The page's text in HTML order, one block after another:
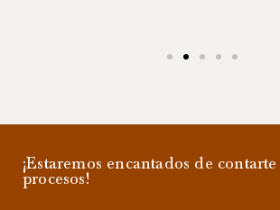
¡Estaremos encantados de
procesos!